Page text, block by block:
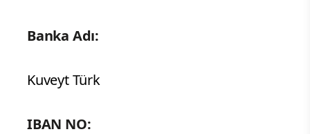
Banka Adı:
Kuveyt Türk
IBAN NO: